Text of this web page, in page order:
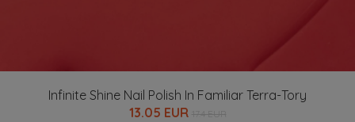
Infinite Shine Nail Polish In Familiar Terra-Tory
13.05 EUR